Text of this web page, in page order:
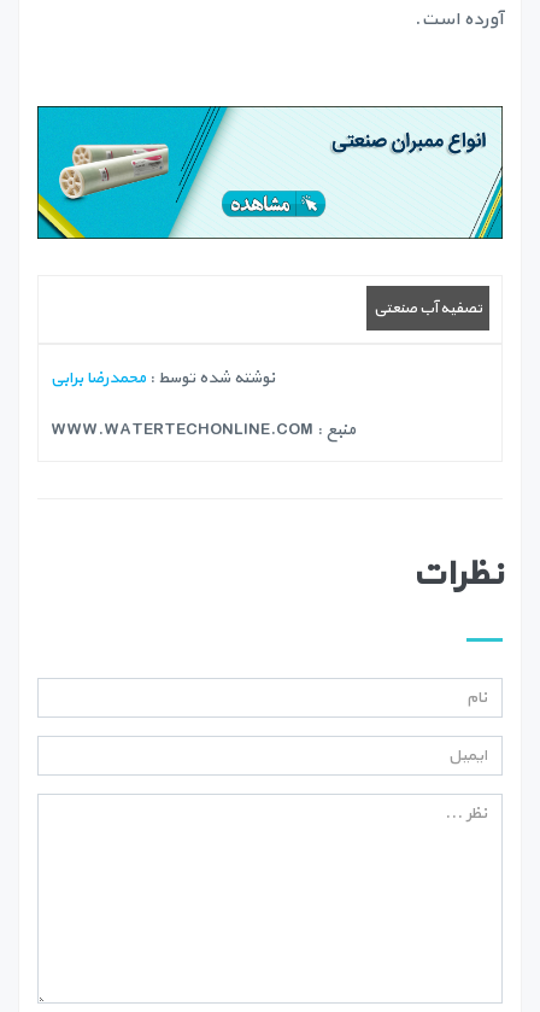
آورده است.
تصفیه آب صنعتی
نوشته شده توسط : محمدرضا برابی
منبع : WWW.WATERTECHONLINE.COM
نظرات